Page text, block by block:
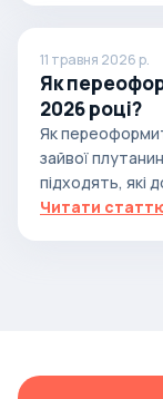
11 травня 2026 р.
Як
2026 році?
Як
зайвої
підходять, які
Читати